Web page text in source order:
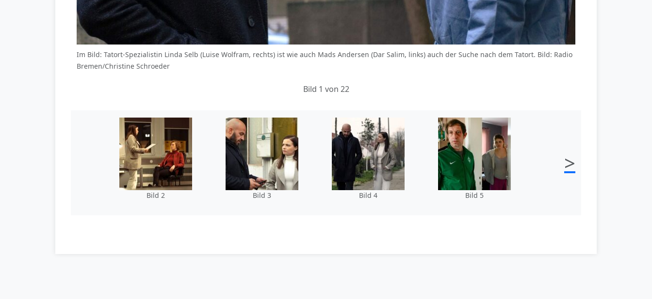
Im Bild: Tatort-Spezialistin Linda Selb (Luise Wolfram, rechts) ist wie auch Mads Andersen (Dar Salim, links) auch der Suche nach dem Tatort. Bild: Radio
Bremen/Christine Schroeder
Bild 1 von 22
Bild 2 Bild 3 Bild 4 Bild 5
>